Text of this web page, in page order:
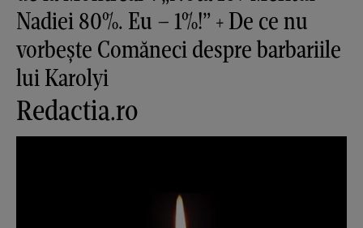
Nadiei 80%. Eu – 1%!” + De ce nu
vorbește Comăneci despre barbariile
lui Karolyi
Redactia.ro